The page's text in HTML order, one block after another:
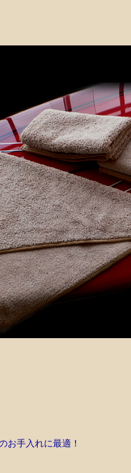
お手入れに最適！